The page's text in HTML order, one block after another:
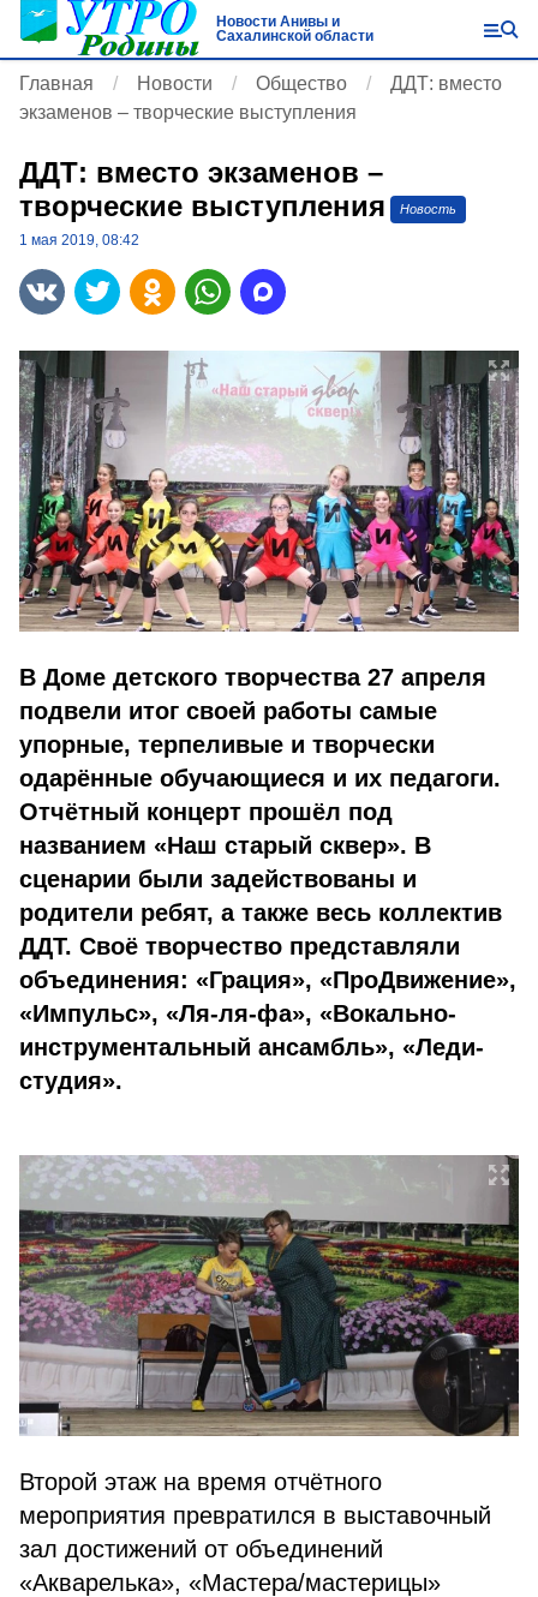
Новости Анивы и
Сахалинской области
Главная Новости Общество
ДДТ: вместо
экзаменов – творческие выступления
ДДТ: вместо экзаменов –
творческие выступления
Новость
1 мая 2019, 08:42
В Доме детского творчества 27 апреля
подвели итог своей работы самые
упорные, терпеливые и творчески
одарённые обучающиеся и их педагоги.
Отчётный концерт прошёл под
названием «Наш старый сквер». В
сценарии были задействованы и
родители ребят, а также весь коллектив
ДДТ. Своё творчество представляли
объединения: «Грация», «ПроДвижение»,
«Импульс», «Ля-ля-фа», «Вокально-
инструментальный ансамбль», «Леди-
студия».
Второй этаж на время отчётного
мероприятия превратился в выставочный
зал достижений от объединений
«Акварелька», «Мастера/мастерицы»